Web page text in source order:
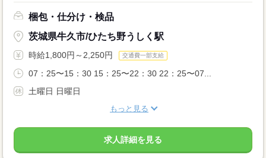
梱包・仕分け・検品
茨城県牛久市/ひたち野うしく駅
時給1,800円～2,250円 交通費一部支給
07：25〜15：30 15：25〜22：30 22：25〜07...
土曜日 日曜日
もっと見る
求人詳細を見る